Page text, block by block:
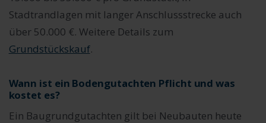
Stadtrandlagen mit langer Anschlussstrecke auch
über 50.000 €. Weitere Details zum
Grundstückskauf.
Wann ist ein Bodengutachten Pflicht und was
kostet es?
Ein Baugrundgutachten gilt bei Neubauten heute